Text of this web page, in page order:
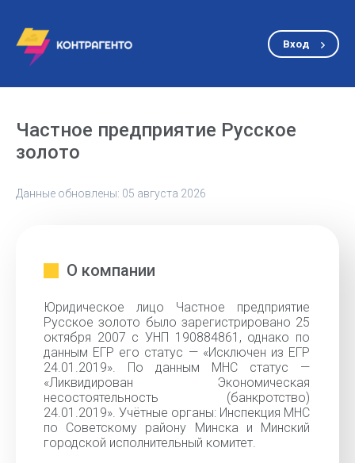
Вход
Частное предприятие Русское
золото
Данные обновлены: 05 августа 2026
О компании
Юридическое лицо Частное предприятие
Русское золото было зарегистрировано 25
октября 2007 с УНП 190884861, однако по
данным ЕГР его статус — «Исключен из ЕГР
24.01.2019». По данным МНС статус —
«Ликвидирован Экономическая
несостоятельность (банкротство)
24.01.2019». Учётные органы: Инспекция МНС
по Советскому району Минска и Минский
городской исполнительный комитет.